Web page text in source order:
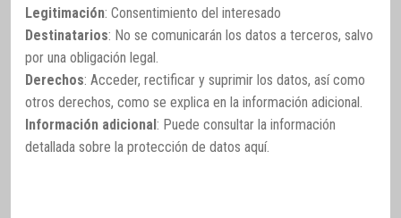
Legitimación: Consentimiento del interesado
Destinatarios: No se comunicarán los datos a terceros, salvo
por una obligación legal.
Derechos: Acceder, rectificar y suprimir los datos, así como
otros derechos, como se explica en la información adicional.
Información adicional: Puede consultar la información
detallada sobre la protección de datos aquí.